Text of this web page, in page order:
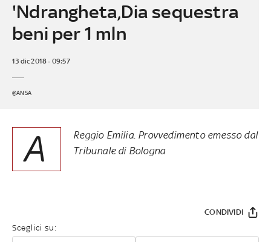
'Ndrangheta,Dia sequestra
beni per 1 mln
13 dic 2018 - 09:57
@ANSA
A
Reggio Emilia. Provvedimento emesso dal
Tribunale di Bologna
Sceglici su:
CONDIVIDI